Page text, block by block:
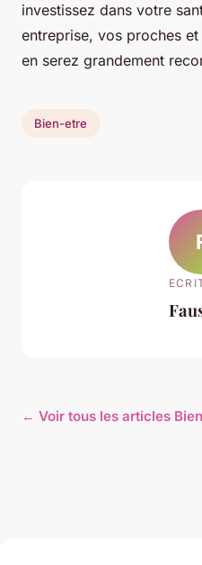
investissez dans votre
entreprise, vos proches
en serez grandement
Bien-etre
← Voir tous les articles